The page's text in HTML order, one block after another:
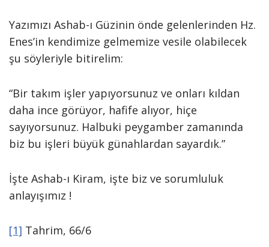
Yazımızı Ashab-ı Güzinin önde gelenlerinden Hz.
Enes’in kendimize gelmemize vesile olabilecek
şu söyleriyle bitirelim:
“Bir takım işler yapıyorsunuz ve onları kıldan
daha ince görüyor, hafife alıyor, hiçe
sayıyorsunuz. Halbuki peygamber zamanında
biz bu işleri büyük günahlardan sayardık.”
İşte Ashab-ı Kiram, işte biz ve sorumluluk
anlayışımız !
[1] Tahrim, 66/6